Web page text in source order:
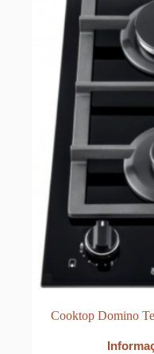
Cooktop Domino